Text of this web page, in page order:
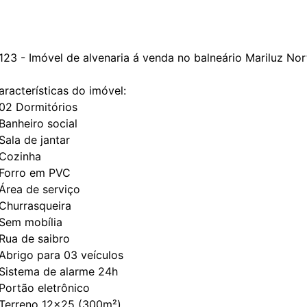
- Imóvel de alvenaria á venda no balneário Mariluz
do imóvel:
Dormitórios
social
de jantar
em PVC
de serviço
mobília
de saibro
para 03 veículos
de alarme 24h
eletrônico
12x25 (300m²)